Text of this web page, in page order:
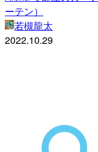
ーテン）
若槻龍太
2022.10.29